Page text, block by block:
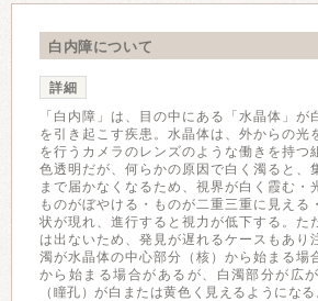
白内障について
詳細
「白内障」は、目の中にある「水晶体」が
を引き起こす疾患。水晶体は、外からの光
を行うカメラのレンズのような働きを持つ
色透明だが、何らかの原因で白く濁ると、
まで届かなくなるため、視界が白く霞む・
ものがぼやける・ものが二重三重に見える
状が現れ、進行すると視力が低下する。た
は出ないため、発見が遅れるケースもあり
濁が水晶体の中心部分（核）から始まる場
から始まる場合があるが、白濁部分が広
（瞳孔）が白または黄色く見えるようになる